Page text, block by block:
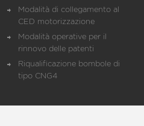
Modalità di collegamento al
CED motorizzazione
Modalità operative per il
rinnovo delle patenti
Riqualificazione bombole di
tipo CNG4